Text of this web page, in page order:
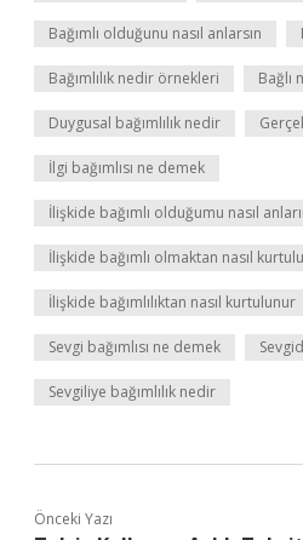
Bağımlı olduğunu nasıl anlarsın
Bağımlılık nedir örnekleri Bağlı
Duygusal bağımlılık nedir
İlgi bağımlısı ne demek
İlişkide bağımlı olduğumu nasıl
İlişkide bağımlı olmaktan nasıl
İlişkide bağımlılıktan nasıl kurtulunur
Sevgi bağımlısı ne demek
Sevgiliye bağımlılık nedir
Önceki Yazı